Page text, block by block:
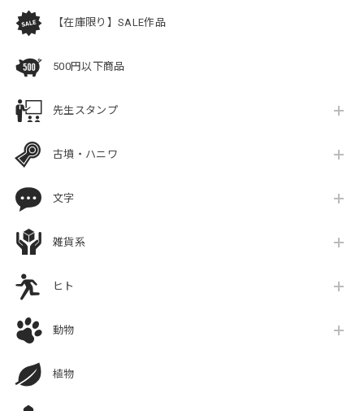
【在庫限り】SALE作品
500円以下商品
先生スタンプ
古墳・ハニワ
文字
雑貨系
ヒト
動物
植物